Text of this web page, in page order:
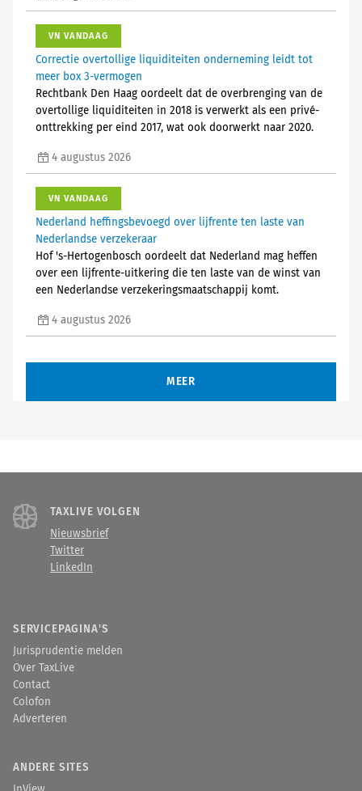
VN VANDAAG
Correctie overtollige liquiditeiten onderneming leidt tot
meer box 3-vermogen
Rechtbank Den Haag oordeelt dat de overbrenging van de
overtollige liquiditeiten in 2018 is verwerkt als een privé-
onttrekking per eind 2017, wat ook doorwerkt naar 2020.
4 augustus 2026
VN VANDAAG
Nederland heffingsbevoegd over lijfrente ten laste van
Nederlandse verzekeraar
Hof 's-Hertogenbosch oordeelt dat Nederland mag heffen
over een lijfrente-uitkering die ten laste van de winst van
een Nederlandse verzekeringsmaatschappij komt.
4 augustus 2026
MEER
TAXLIVE VOLGEN
Nieuwsbrief
Twitter
LinkedIn
SERVICEPAGINA'S
Jurisprudentie melden
Over TaxLive
Contact
Colofon
Adverteren
ANDERE SITES